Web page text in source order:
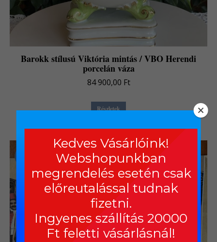
Kedves Vásárlóink!
Webshopunkban
megrendelés esetén csak
előreutalással tudnak
fizetni.
Ingyenes szállítás 20000
Ft feletti vásárlásnál!
Barokk stílusú Viktória mintás / VBO Herendi
porcelán váza
84 900,00 Ft
Részletek